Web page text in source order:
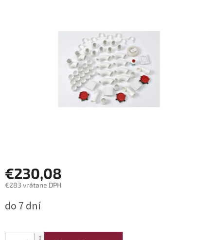
€230,08
€283 vrátane DPH
cena:
do 7 dní